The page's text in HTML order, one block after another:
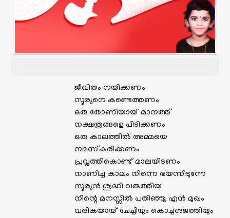
ജീവിതം നയിക്കണം
സൂര്യനെ കണ്ടെത്തണം
ഒരു തോണിയായ് മാനത്ത്
നക്ഷത്രങ്ങളെ പിടിക്കണം
ഒരു കാലത്തിൽ അമ്മയെ
നമസ്‌കരിക്കണം
പ്രവൃത്തികൊണ്ട് മാലയിടണം
നാണിച്ച കാലം നിന്നെ ഭയന്നിടുന്നേ
സൂര്യൻ ശുദ്ധി വരുത്തിയ
നിന്റെ മനസ്സിൽ പതിഞ്ഞു എൻ മുഖം
വരികയായ് ചേച്ചിയും കൊച്ചനുജത്തിയും